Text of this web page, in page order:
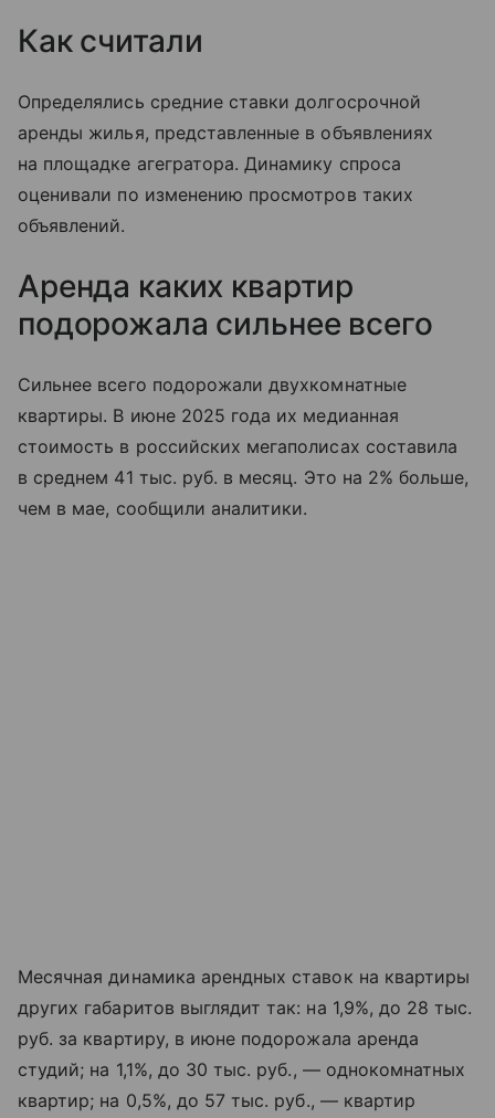
Как считали
Определялись средние ставки долгосрочной
аренды жилья, представленные в объявлениях
на площадке агегратора. Динамику спроса
оценивали по изменению просмотров таких
объявлений.
Аренда каких квартир
подорожала сильнее всего
Сильнее всего подорожали двухкомнатные
квартиры. В июне 2025 года их медианная
стоимость в российских мегаполисах составила
в среднем 41 тыс. руб. в месяц. Это на 2% больше,
чем в мае, сообщили аналитики.
Месячная динамика арендных ставок на квартиры
других габаритов выглядит так: на 1,9%, до 28 тыс.
руб. за квартиру, в июне подорожала аренда
студий; на 1,1%, до 30 тыс. руб., — однокомнатных
квартир; на 0,5%, до 57 тыс. руб., — квартир